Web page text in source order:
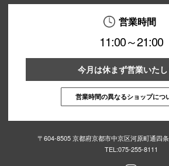
営業時間
11:00～21:00
今月は休まず営業いた
営業時間の異なるショップにつ
〒604-8505 京都府京都市中京区河原町通四
TEL:075-255-8111